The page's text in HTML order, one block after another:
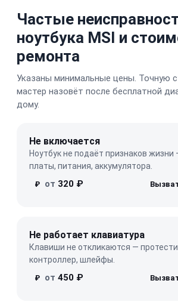
Частые
ноутбука MSI и
ремонта
Указаны минимальные цены. Точную
мастер назовёт после бесплатной
дому.
Не включается
Ноутбук не подаёт признаков жизни
платы, питания, аккумулятора.
₽ от 320 ₽
Не работает клавиатура
Клавиши не откликаются —
контроллер, шлейфы.
₽ от 450 ₽